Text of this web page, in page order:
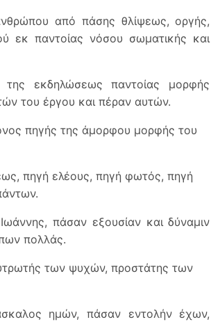
από πάσης θλίψεως, οργής,
εκ παντοίας νόσου σωματικής και
εκδηλώσεως παντοίας μορφής
του έργου και πέραν αυτών.
πηγής της άμορφου μορφής του
πηγή ελέους, πηγή φωτός, πηγή
πάσαν εξουσίαν και δύναμιν
πολλάς.
των ψυχών, προστάτης των
ημών, πάσαν εντολήν έχων,